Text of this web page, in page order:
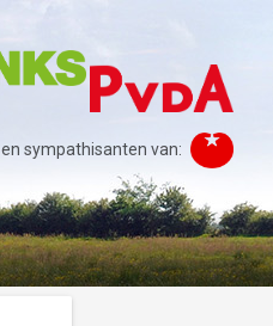
en sympathisanten van: